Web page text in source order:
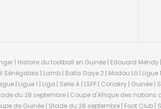
| Histoire du football en Guinée | Edouard Mendy
| Lamb | Balla Gaye 2 | Modou Lô | Ligue
| Ligue 1 | Liga | Serie A | LSFP | Conakry | Guinée
du 28 septembre | Coupe d'Afrique des nations
de Guinée | Stade du 28 septembre | Foot Club |